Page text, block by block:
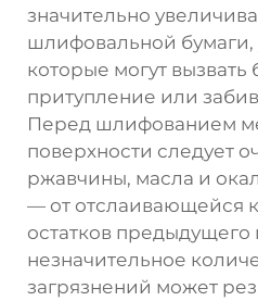
значительно
шлифовальной бумаги,
которые могут вызвать
притупление или
Перед шлифованием
поверхности следует
ржавчины, масла и
— от отслаивающейся
остатков
незначительное
загрязнений может